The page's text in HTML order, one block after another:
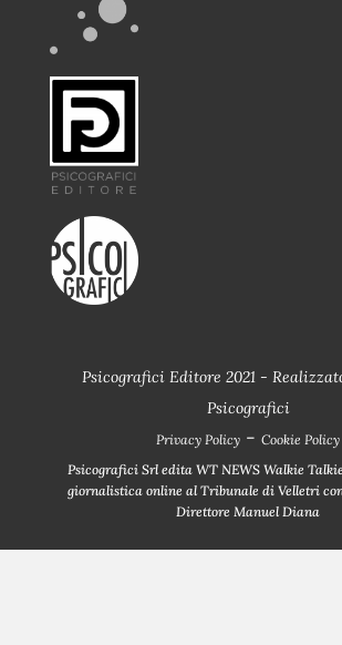
Psicografici Editore 2021 -
Psicografici
Privacy Policy - Cookie Policy
Psicografici Srl edita WT NEWS Walkie
giornalistica online al Tribunale di Velletri
Direttore Manuel Diana